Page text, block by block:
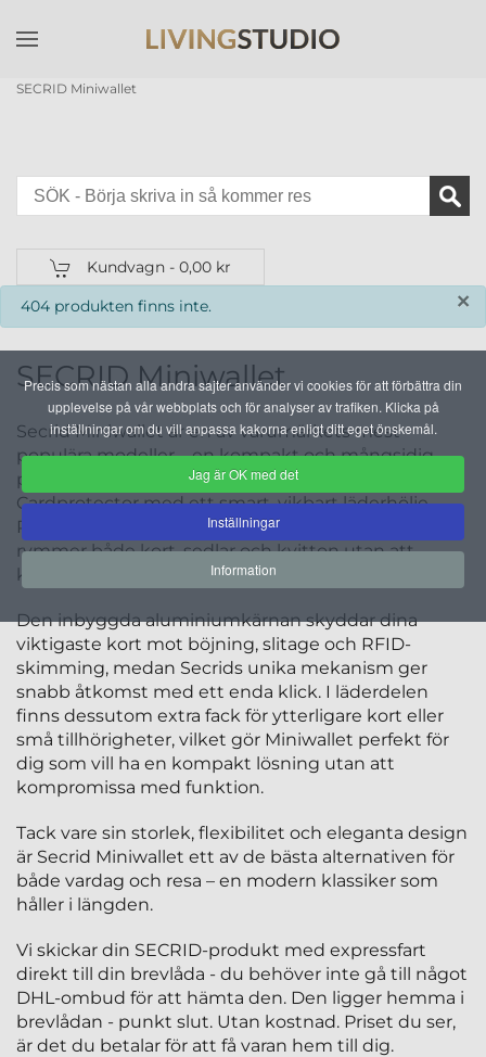
SECRID Miniwallet
Kundvagn - 0,00 kr
×
info
404 produkten finns inte.
SECRID Miniwallet
Secrid Miniwallet är en av varumärkets mest
populära modeller – en kompakt och mångsidig
plånbok som kombinerar den ikoniska
Cardprotector med ett smart, vikbart läderhölje.
Resultatet är en liten men rymlig plånbok som
rymmer både kort, sedlar och kvitton utan att
kännas tung i fickan.
Den inbyggda aluminiumkärnan skyddar dina
viktigaste kort mot böjning, slitage och RFID-
skimming, medan Secrids unika mekanism ger
snabb åtkomst med ett enda klick. I läderdelen
finns dessutom extra fack för ytterligare kort eller
små tillhörigheter, vilket gör Miniwallet perfekt för
dig som vill ha en kompakt lösning utan att
kompromissa med funktion.
Tack vare sin storlek, flexibilitet och eleganta design
är Secrid Miniwallet ett av de bästa alternativen för
både vardag och resa – en modern klassiker som
håller i längden.
Vi skickar din SECRID-produkt med expressfart
direkt till din brevlåda - du behöver inte gå till något
DHL-ombud för att hämta den. Den ligger hemma i
brevlådan - punkt slut. Utan kostnad. Priset du ser,
är det du betalar för att få varan hem till dig.
Precis som nästan alla andra sajter använder vi cookies för att förbättra din
upplevelse på vår webbplats och för analyser av trafiken. Klicka på
inställningar om du vill anpassa kakorna enligt ditt eget önskemål.
Jag är OK med det
Inställningar
Information